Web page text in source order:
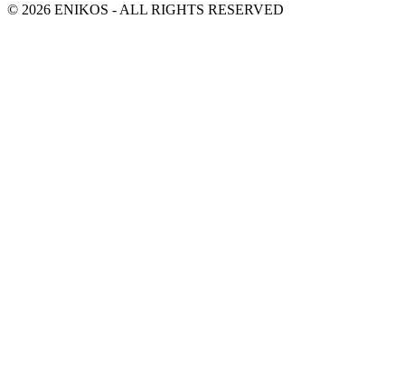
© 2026 ENIKOS - ALL RIGHTS RESERVED